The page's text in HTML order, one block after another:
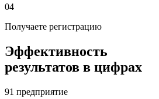
04
Получаете регистрацию
Эффективность
результатов в цифрах
91 предприятие